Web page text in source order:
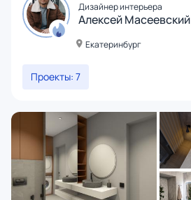
Дизайнер интерьера
Алексей Масеевский
Екатеринбург
Проекты: 7